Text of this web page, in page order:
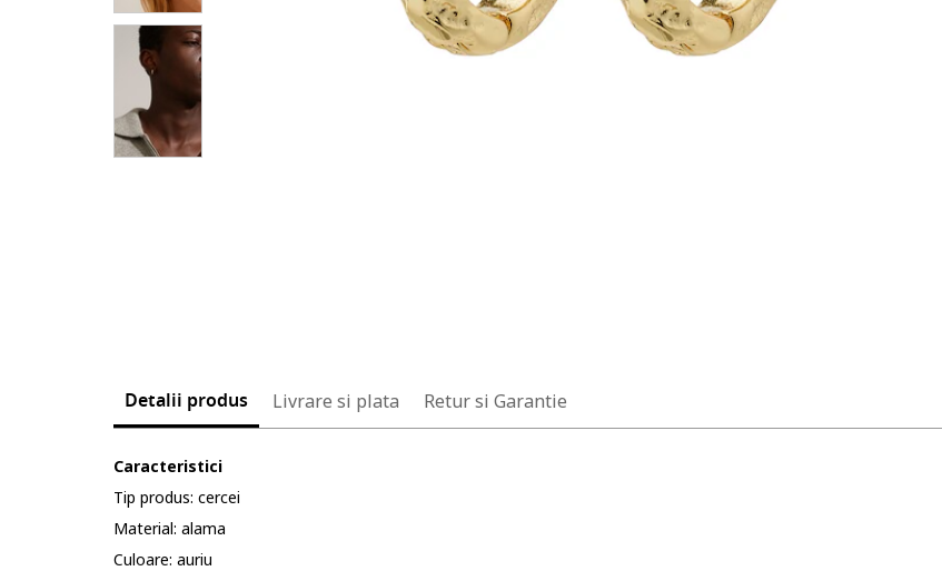
Detalii produs Livrare si plata Retur si Garantie
Caracteristici
Tip produs: cercei
Material: alama
Culoare: auriu